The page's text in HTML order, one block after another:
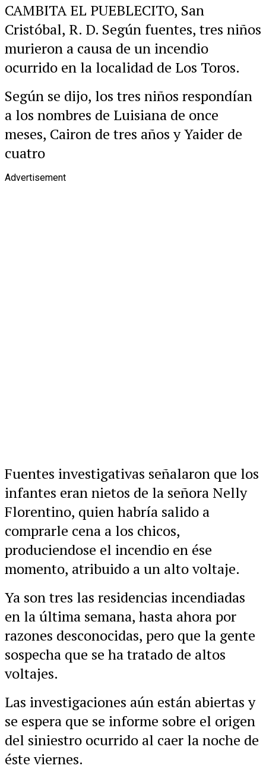
CAMBITA EL PUEBLECITO, San
Cristóbal, R. D. Según fuentes, tres niños
murieron a causa de un incendio
ocurrido en la localidad de Los Toros.
Según se dijo, los tres niños respondían
a los nombres de Luisiana de once
meses, Cairon de tres años y Yaider de
cuatro
Advertisement
Fuentes investigativas señalaron que los
infantes eran nietos de la señora Nelly
Florentino, quien habría salido a
comprarle cena a los chicos,
produciendose el incendio en ése
momento, atribuido a un alto voltaje.
Ya son tres las residencias incendiadas
en la última semana, hasta ahora por
razones desconocidas, pero que la gente
sospecha que se ha tratado de altos
voltajes.
Las investigaciones aún están abiertas y
se espera que se informe sobre el origen
del siniestro ocurrido al caer la noche de
éste viernes.